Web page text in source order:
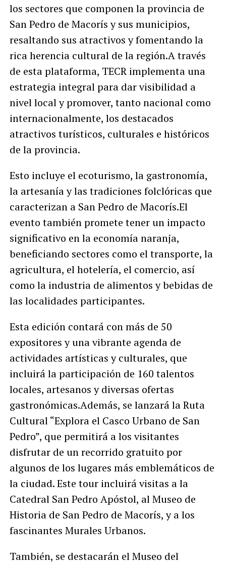
los sectores que componen la provincia de
San Pedro de Macorís y sus municipios,
resaltando sus atractivos y fomentando la
rica herencia cultural de la región.A través
de esta plataforma, TECR implementa una
estrategia integral para dar visibilidad a
nivel local y promover, tanto nacional como
internacionalmente, los destacados
atractivos turísticos, culturales e históricos
de la provincia.
Esto incluye el ecoturismo, la gastronomía,
la artesanía y las tradiciones folclóricas que
caracterizan a San Pedro de Macorís.El
evento también promete tener un impacto
significativo en la economía naranja,
beneficiando sectores como el transporte, la
agricultura, el hotelería, el comercio, así
como la industria de alimentos y bebidas de
las localidades participantes.
Esta edición contará con más de 50
expositores y una vibrante agenda de
actividades artísticas y culturales, que
incluirá la participación de 160 talentos
locales, artesanos y diversas ofertas
gastronómicas.Además, se lanzará la Ruta
Cultural “Explora el Casco Urbano de San
Pedro”, que permitirá a los visitantes
disfrutar de un recorrido gratuito por
algunos de los lugares más emblemáticos de
la ciudad. Este tour incluirá visitas a la
Catedral San Pedro Apóstol, al Museo de
Historia de San Pedro de Macorís, y a los
fascinantes Murales Urbanos.
También, se destacarán el Museo del